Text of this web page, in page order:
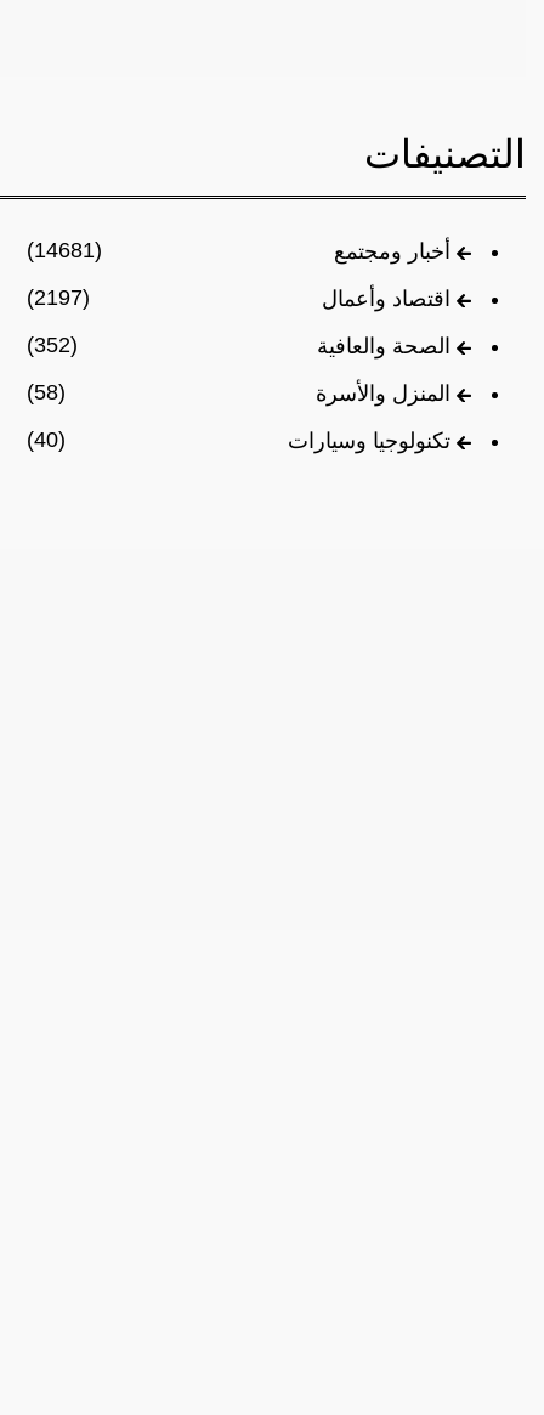
التصنيفات
أخبار ومجتمع
(14681)
اقتصاد وأعمال
(2197)
الصحة والعافية
(352)
المنزل والأسرة
(58)
تكنولوجيا وسيارات
(40)